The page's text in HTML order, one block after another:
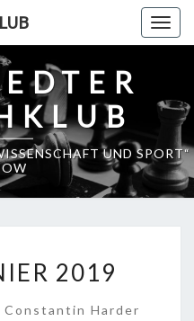
UND SPORT“
2019
Constantin Harder